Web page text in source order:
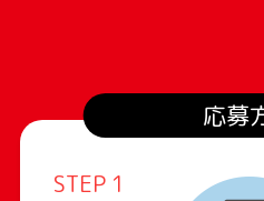
応募
STEP 1